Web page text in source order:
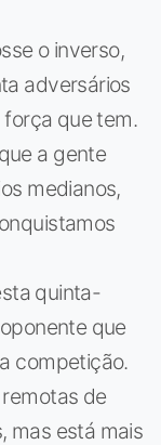
o inverso,
adversários
que tem.
a gente
medianos,
quinta-
que
competição.
de
mas está mais